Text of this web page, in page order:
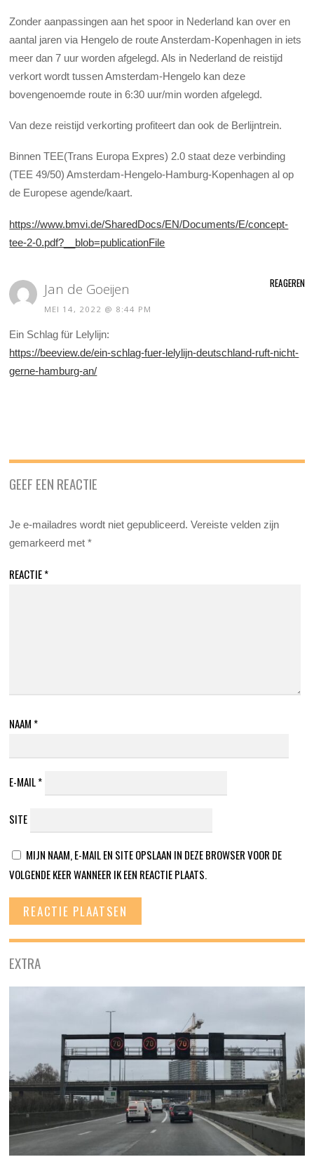
Zonder aanpassingen aan het spoor in Nederland kan over en
aantal jaren via Hengelo de route Ansterdam-Kopenhagen in iets
meer dan 7 uur worden afgelegd. Als in Nederland de reistijd
verkort wordt tussen Amsterdam-Hengelo kan deze
bovengenoemde route in 6:30 uur/min worden afgelegd.
Van deze reistijd verkorting profiteert dan ook de Berlijntrein.
Binnen TEE(Trans Europa Expres) 2.0 staat deze verbinding
(TEE 49/50) Amsterdam-Hengelo-Hamburg-Kopenhagen al op
de Europese agende/kaart.
https://www.bmvi.de/SharedDocs/EN/Documents/E/concept-
tee-2-0.pdf?__blob=publicationFile
Jan de Goeijen
MEI 14, 2022 @ 8:44 PM
Ein Schlag für Lelylijn:
https://beeview.de/ein-schlag-fuer-lelylijn-deutschland-ruft-nicht-
gerne-hamburg-an/
REAGEREN
GEEF EEN REACTIE
Je e-mailadres wordt niet gepubliceerd. Vereiste velden zijn
gemarkeerd met*
REACTIE*
NAAM *
E-MAIL*
SITE
MIJN NAAM, E-MAIL EN SITE OPSLAAN IN DEZE BROWSER VOOR DE
VOLGENDE KEER WANNEER IK EEN REACTIE PLAATS.
EXTRA